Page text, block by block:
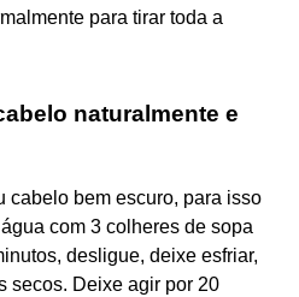
para tirar toda a
naturalmente e
cabelo bem escuro, para isso
com 3 colheres de sopa
desligue, deixe esfriar,
secos. Deixe agir por 20